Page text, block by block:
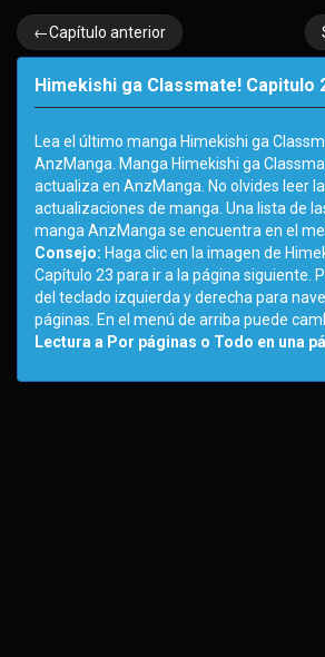
←Capítulo anterior
Himekishi ga Classmate! Capitulo
Lea el último manga Himekishi ga
AnzManga. Manga Himekishi ga
actualiza en AnzManga. No olvides leer
actualizaciones de manga. Una lista de
manga AnzManga se encuentra en el
Consejo: Haga clic en la imagen de
Capítulo 23 para ir a la página siguiente.
del teclado izquierda y derecha para
páginas. En el menú de arriba puede
Lectura a Por páginas o Todo en una